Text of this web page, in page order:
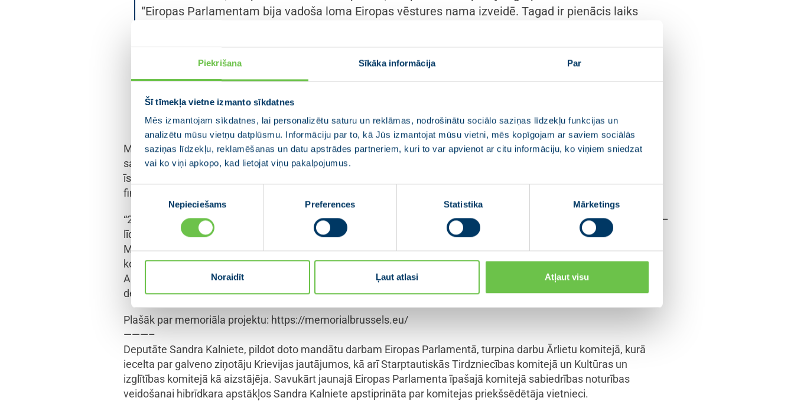
Piekrišana Sīkāka informācija Par
Šī tīmekļa vietne izmanto sīkdatnes
Mēs izmantojam sīkdatnes, lai personalizētu saturu un reklāmas, nodrošinātu sociālo saziņas līdzekļu funkcijas un
analizētu mūsu vietņu datplūsmu. Informāciju par to, kā Jūs izmantojat mūsu vietni, mēs kopīgojam ar saviem sociālās
saziņas līdzekļu, reklamēšanas un datu apstrādes partneriem, kuri to var apvienot ar citu informāciju, ko viņiem sniedzat
vai ko viņi apkopo, kad lietojat viņu pakalpojumus.
Piekrišanas
Nepieciešams Preferences Statistika Mārketings
Noraidīt Ļaut atlasi Atļaut visu
“Eiropas Parlamentam bija vadoša loma Eiropas vēstures nama izveidē. Tagad ir pienācis laiks
režīmu — fašisma, nacisma un komunisma — upuriem. Parlamenta balsojums par finansējuma
piešķiršanu apliecina nelokāmu kopīgu apņemšanos saglabāt vēsturisko atmiņu un aizstāvēt
demokrātiju, cilvēka cieņu un tiesiskumu. Tas ir spēcīgs vēstījums, ka Eiropa atceras 20.
gadsimta smago vēsturi un tās upurus – tā ir mūsu kopīgā vēsture, kas turpina vadīt mūs
lēmumu pieņemšanā par mūsu kopīgo nākotni.”
Memoriāla izveidi Briselē virza nevalstiskā organizācija “Memory and Conscience Platform”, kas strādā ciešā
sadarbībā ar Eiropas Parlamentu. EP Vēstures grupa memoriālu vienbalsīgi atbalsta un ir apņēmusies palīdzēt to
īstenot arī praktiski – ne tikai sadarbojoties ar Briseles reģiona un pilsētas amatpersonām, bet arī palīdzot piesaistīt
finansējumu, kas jāparedz no ES līdzekļiem.
“2023. gadā Totalitārisma upuru memoriāla arhitektūras konkursā uzvarējusī arhitekta Tszwai So ideja ir iespaidīga –
līdzīgi kā Vēstures taktīla Rīgā pie Okupācijas muzeja, kurā ar dokumentālu precizitāti metālā pārcelti izsūtītās
Mērijas Stakles kabatlakatiņā izšūtie Gulagā ieslodzīto sieviešu paraksti, tā Tszwai So ir iecerējis dot vārdu
komunistiskā režīma represētajiem, dokumentāli reproducējot laukuma klājumā viņu rakstītās vēstules tuviniekiem.
Ar pazemīgu cieņu viņš atdod balsi miljoniem cilvēku, kuri mūs uzrunās dažādās valodās no pagātnes,” norāda
deputāte Sandra Kalniete.
Plašāk par memoriāla projektu: https://memorialbrussels.eu/
———–
Deputāte Sandra Kalniete, pildot doto mandātu darbam Eiropas Parlamentā, turpina darbu Ārlietu komitejā, kurā
iecelta par galveno ziņotāju Krievijas jautājumos, kā arī Starptautiskās Tirdzniecības komitejā un Kultūras un
izglītības komitejā kā aizstājēja. Savukārt jaunajā Eiropas Parlamenta īpašajā komitejā sabiedrības noturības
veidošanai hibrīdkara apstākļos Sandra Kalniete apstiprināta par komitejas priekšsēdētāja vietnieci.